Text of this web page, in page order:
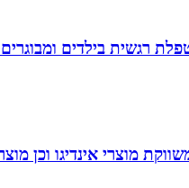
רגשית בילדים
מוצרי אינדיגו וכן